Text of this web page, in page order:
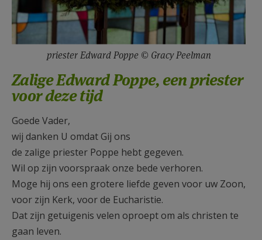
priester Edward Poppe © Gracy Peelman
Zalige Edward Poppe, een priester
voor deze tijd
Goede Vader,
wij danken U omdat Gij ons
de zalige priester Poppe hebt gegeven.
Wil op zijn voorspraak onze bede verhoren.
Moge hij ons een grotere liefde geven voor uw Zoon,
voor zijn Kerk, voor de Eucharistie.
Dat zijn getuigenis velen oproept om als christen te
gaan leven.